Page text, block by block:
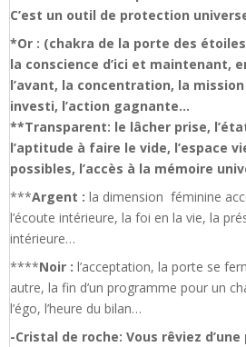
C’est un outil de protection
*Or : (chakra de la porte des
la conscience d’ici et maintenant,
l’avant, la concentration, la
investi, l’action gagnante…
**Transparent: le lâcher prise,
l’aptitude à faire le vide, l’espace
possibles, l’accès à la mémoire
***Argent : la dimension féminine
l’écoute intérieure, la foi en la vie, la
intérieure…
****Noir : l’acceptation, la porte se
autre, la fin d’un programme pour un
l’égo, l’heure du bilan…
-Cristal de roche: Vous rêviez